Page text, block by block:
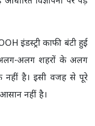
इंडस्ट्री काफी बंटी हुई
अलग-अलग शहरों के अलग
नहीं है। इसी वजह से पूरे
नहीं है।